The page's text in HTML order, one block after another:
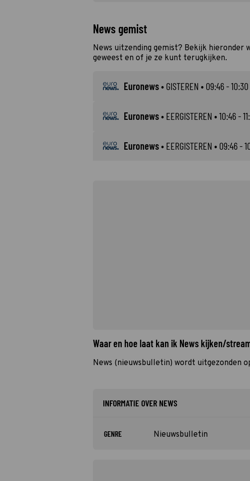
News gemist
News uitzending gemist? Bekijk hieronder
geweest en of je ze kunt terugkijken.
Euronews• GISTEREN • 09:46 - 10:30
Euronews• EERGISTEREN • 10:46 -
Euronews• EERGISTEREN • 09:46 -
Waar en hoe laat kan ik News kijken/
News (nieuwsbulletin) wordt uitgezonden
INFORMATIE OVER NEWS
GENRE Nieuwsbulletin